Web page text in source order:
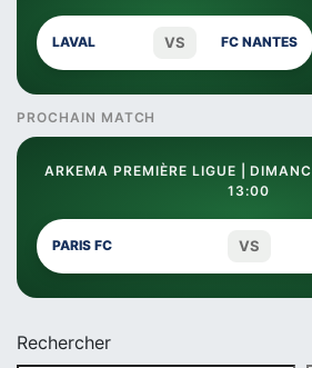
LAVAL VS FC NANTES
PROCHAIN MATCH
ARKEMA PREMIÈRE LIGUE |
13:00
PARIS FC VS
Rechercher